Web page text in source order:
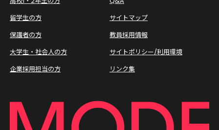
留学生の方
保護者の方
大学生・社会人の方
企業採用担当の方
サイトマップ
教員採用情報
サイトポリシー/利用環境
リンク集